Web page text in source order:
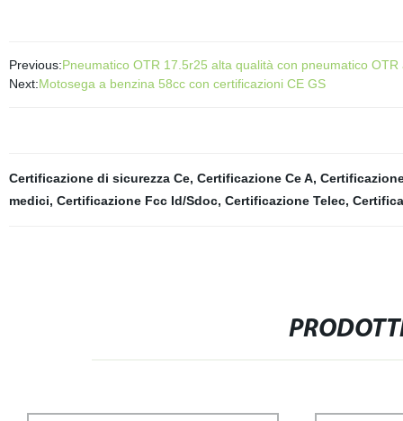
Previous:Pneumatico OTR 17.5r25 alta qualità con pneumatico OTR
Next:Motosega a benzina 58cc con certificazioni CE GS
Certificazione di sicurezza Ce, Certificazione Ce A,
medici, Certificazione Fcc Id/Sdoc, Certificazione Telec,